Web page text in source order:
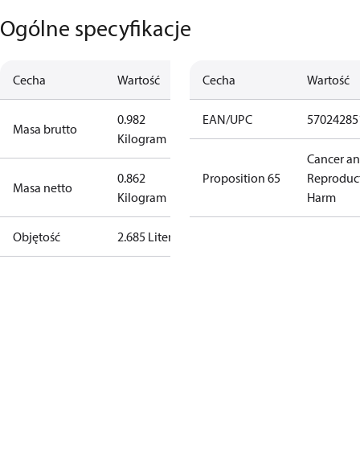
Ogólne specyfikacje
Cecha Wartość
Masa brutto
0.982
Kilogram
Masa netto
0.862
Kilogram
Objętość 2.685 Liter
Cecha Wartość
EAN/UPC
Proposition 65
Cancer
Harm